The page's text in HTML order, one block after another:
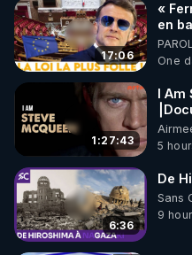
17:06
«
en
One
1:27:43
I Am
5
6:36
De
Sans
9